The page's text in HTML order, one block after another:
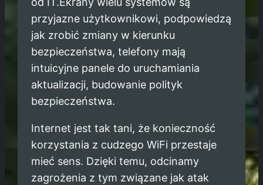
przyjazne użytkownikowi, podpowiedzą
jak zrobić zmiany w kierunku
bezpieczeństwa, telefony mają
intuicyjne panele do uruchamiania
aktualizacji, budowanie polityk
bezpieczeństwa.
Internet jest tak tani, że konieczność
korzystania z cudzego WiFi przestaje
mieć sens. Dzięki temu, odcinamy
zagrożenia z tym związane jak atak